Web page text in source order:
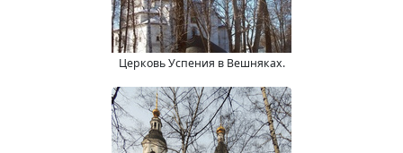
Церковь Успения в Вешняках.